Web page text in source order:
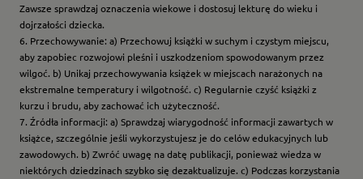
Zawsze sprawdzaj oznaczenia wiekowe i dostosuj lekturę do wieku i
dojrzałości dziecka.
6. Przechowywanie: a) Przechowuj książki w suchym i czystym miejscu,
aby zapobiec rozwojowi pleśni i uszkodzeniom spowodowanym przez
wilgoć. b) Unikaj przechowywania książek w miejscach narażonych na
ekstremalne temperatury i wilgotność. c) Regularnie czyść książki z
kurzu i brudu, aby zachować ich użyteczność.
7. Źródła informacji: a) Sprawdzaj wiarygodność informacji zawartych w
książce, szczególnie jeśli wykorzystujesz je do celów edukacyjnych lub
zawodowych. b) Zwróć uwagę na datę publikacji, ponieważ wiedza w
niektórych dziedzinach szybko się dezaktualizuje. c) Podczas korzystania